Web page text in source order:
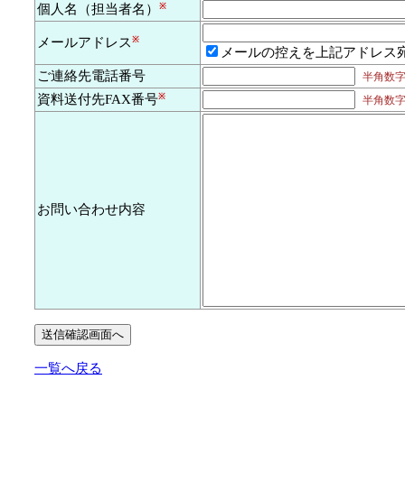
個人名（担当者名）
※
メールアドレス ※
メールの控えを上記アドレス
ご連絡先電話番号
半角数
資料送付先FAX番号※ 半角数
お問い合わせ内容
一覧へ戻る